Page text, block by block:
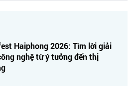
Haiphong 2026: Tìm lời giải
nghệ từ ý tưởng đến thị